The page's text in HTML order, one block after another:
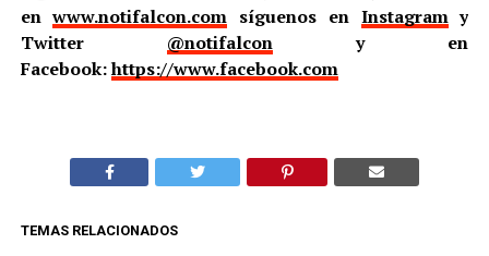
enwww.notifalcon.com síguenos en Instagramy
Twitter @notifalcony en
Facebook:https://www.facebook.com
TEMAS RELACIONADOS